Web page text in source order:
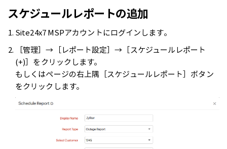
スケジュールレポートの追加
Site24x7 MSPアカウントにログインします。
［管理］→［レポート設定］→［スケジュールレポート
(+)］をクリックします。
もしくはページの右上隅［スケジュールレポート］ボタン
をクリックします。